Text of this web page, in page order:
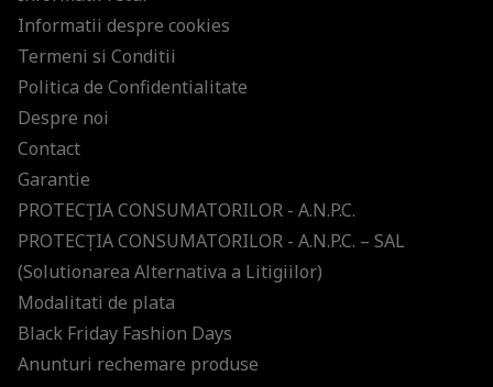
Informatii despre cookies
Termeni si Conditii
Politica de Confidentialitate
Despre noi
Contact
Garantie
PROTECŢIA CONSUMATORILOR - A.N.P.C.
PROTECŢIA CONSUMATORILOR - A.N.P.C. – SAL
(Solutionarea Alternativa a Litigiilor)
Modalitati de plata
Black Friday Fashion Days
Anunturi rechemare produse